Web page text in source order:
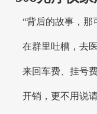
“背后的故事，
在群里吐槽，去
来回车费、挂号
开销，更不用说